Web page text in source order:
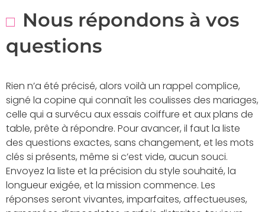
Nous répondons à vos
questions
Rien n’a été précisé, alors voilà un rappel complice,
signé la copine qui connaît les coulisses des mariages,
celle qui a survécu aux essais coiffure et aux plans de
table, prête à répondre. Pour avancer, il faut la liste
des questions exactes, sans changement, et les mots
clés si présents, même si c’est vide, aucun souci.
Envoyez la liste et la précision du style souhaité, la
longueur exigée, et la mission commence. Les
réponses seront vivantes, imparfaites, affectueuses,